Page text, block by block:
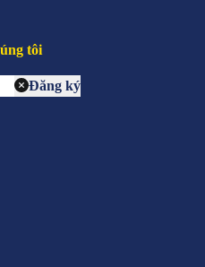
tôi
Đăng ký